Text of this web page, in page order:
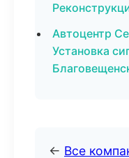
Автоцентр
Установка
← Все